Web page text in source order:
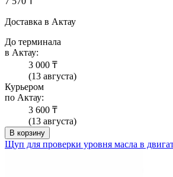
Доставка в Актау
До терминала
в Актау:
3 000 ₸
(13 августа)
Курьером
по Актау:
3 600 ₸
(13 августа)
В корзину
Щуп для проверки уровня масла в